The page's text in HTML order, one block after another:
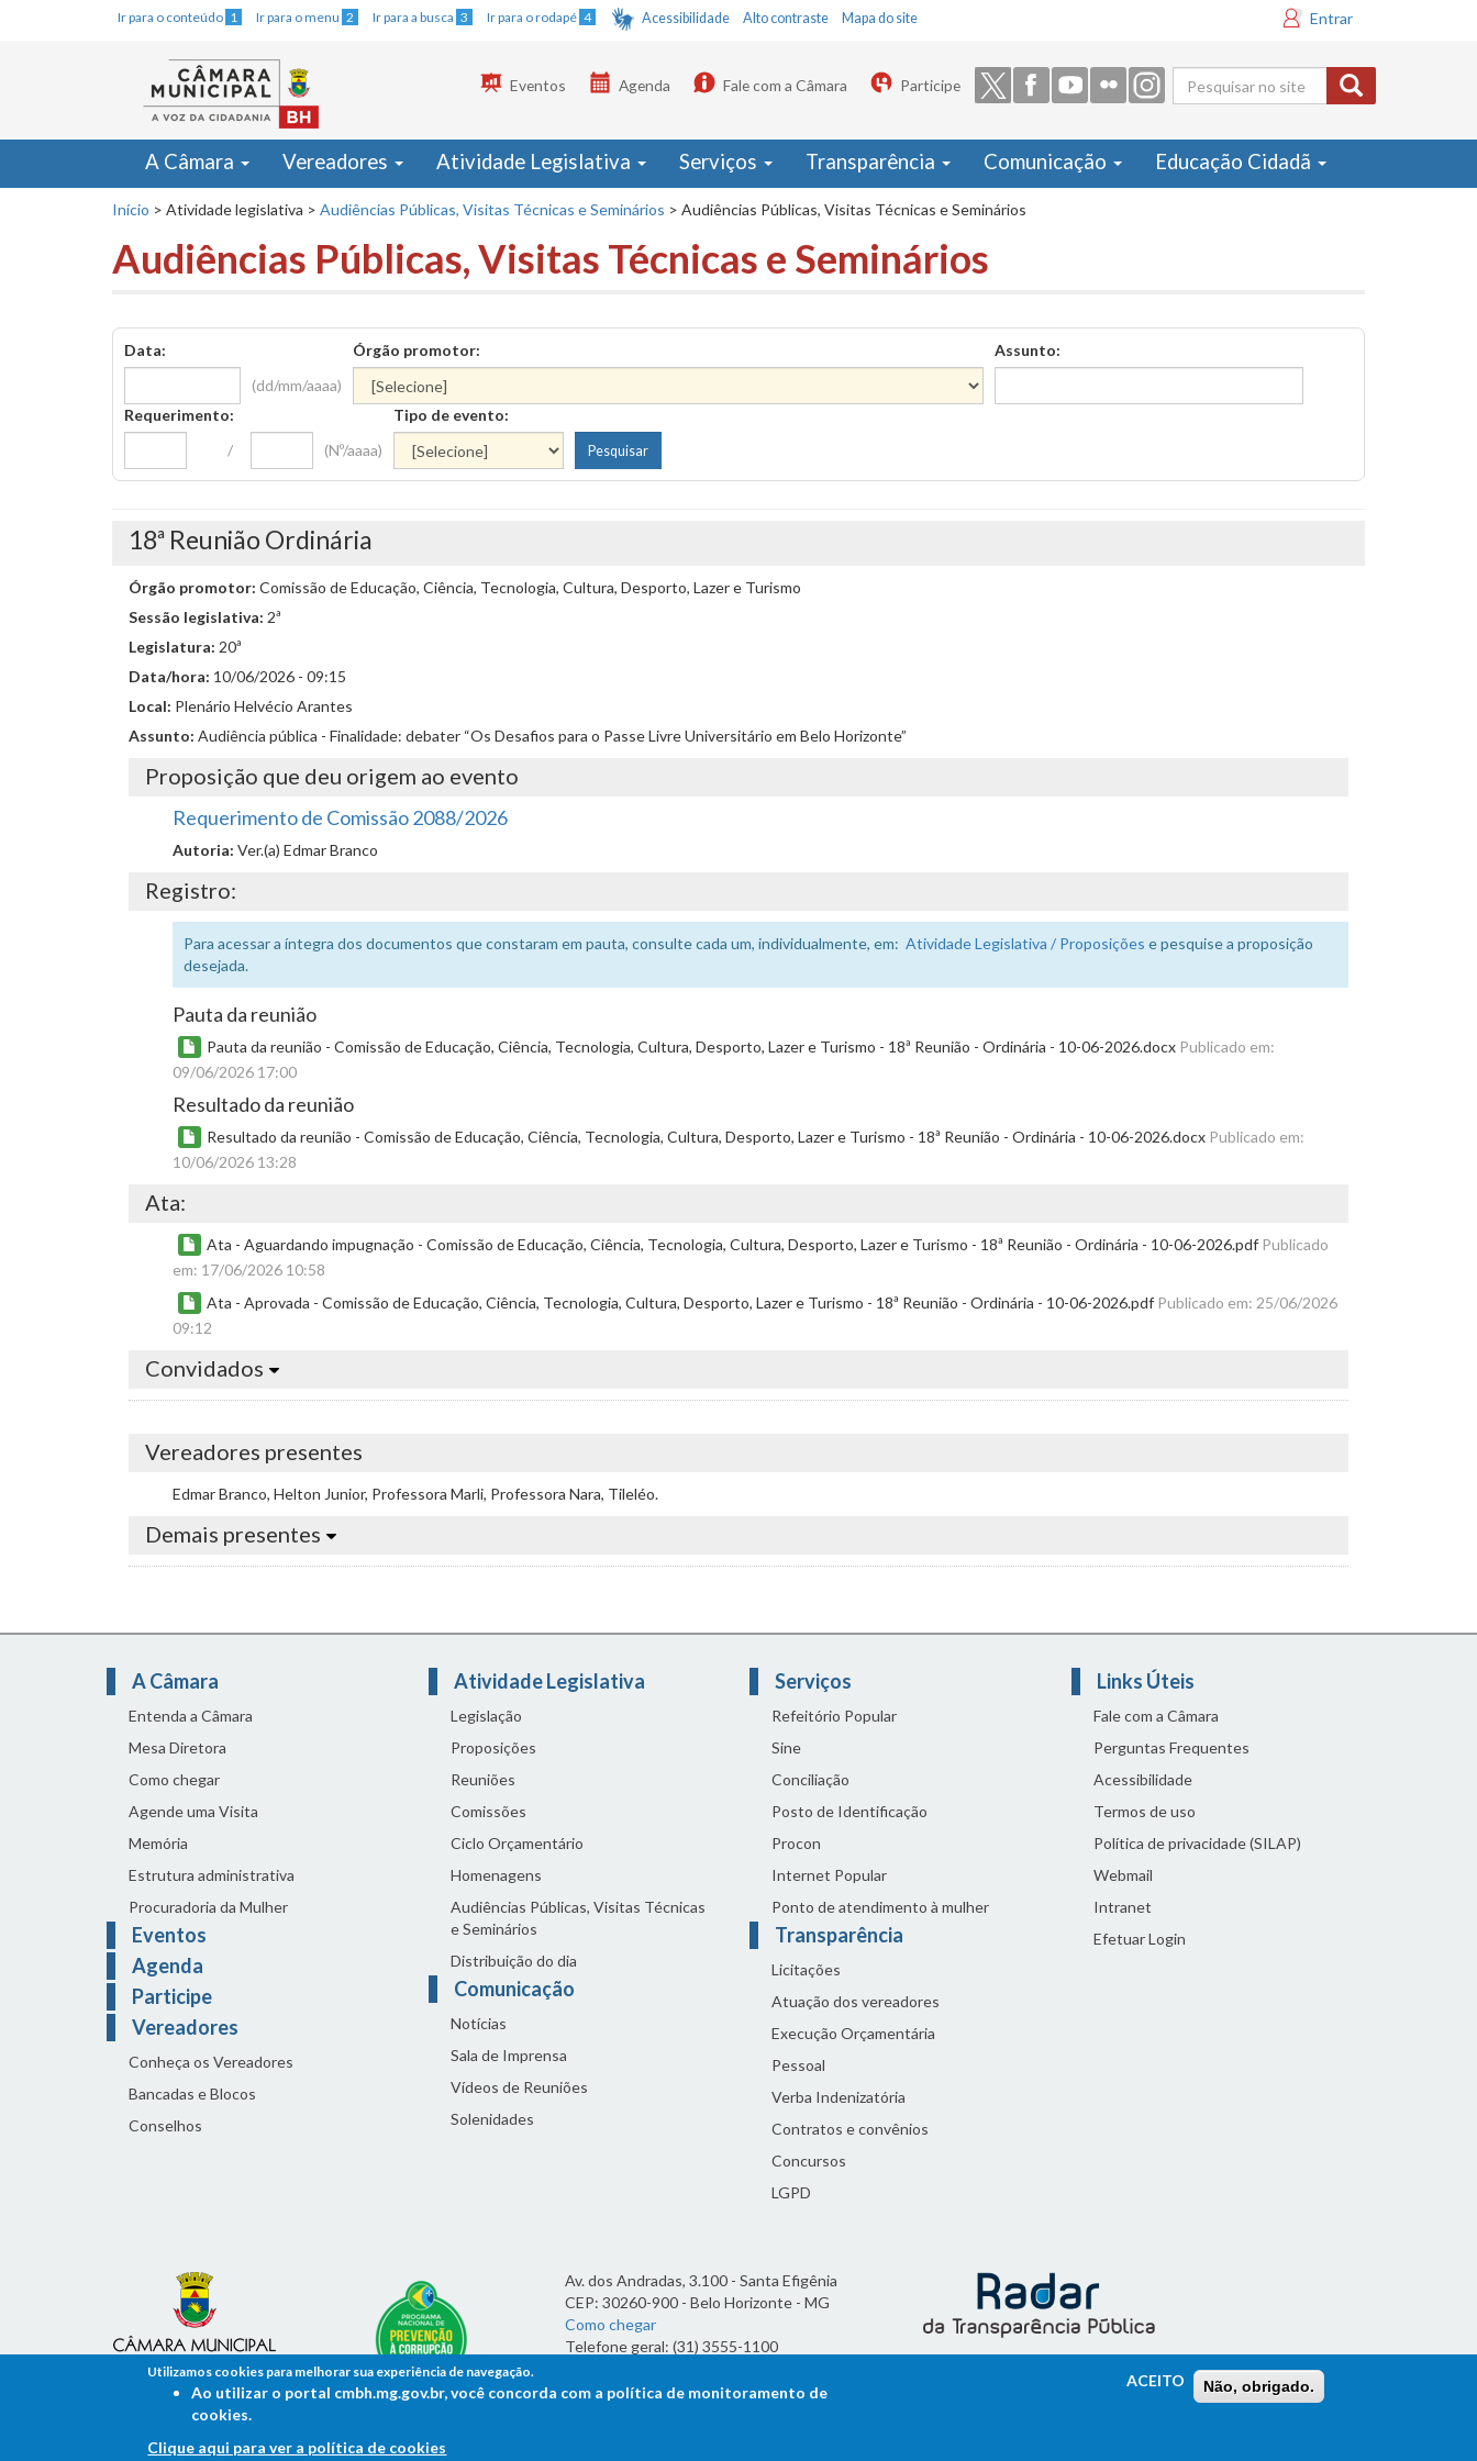
Ir para o conteúdo 1 Ir para o menu 2 Ir para a busca 3 Ir para o rodapé 4 Acessibilidade Alto contraste Mapa do site Entrar
Formulário
de busca
Eventos Agenda Fale com a Câmara Participe
A Câmara Vereadores Atividade Legislativa Serviços Transparência Comunicação Educação Cidadã
Início > Atividade legislativa > Audiências Públicas, Visitas Técnicas e Seminários > Audiências Públicas, Visitas Técnicas e Seminários
Audiências Públicas, Visitas Técnicas e Seminários
Data:
(dd/mm/aaaa)
Órgão promotor: Assunto:
Requerimento:
/
(Nº/aaaa)
Tipo de evento:
18ª Reunião Ordinária
Órgão promotor: Comissão de Educação, Ciência, Tecnologia, Cultura, Desporto, Lazer e Turismo
Sessão legislativa: 2ª
Legislatura: 20ª
Data/hora: 10/06/2026 - 09:15
Local: Plenário Helvécio Arantes
Assunto: Audiência pública - Finalidade: debater “Os Desafios para o Passe Livre Universitário em Belo Horizonte”
Proposição que deu origem ao evento
Requerimento de Comissão 2088/2026
Autoria: Ver.(a) Edmar Branco
Registro:
Para acessar a íntegra dos documentos que constaram em pauta, consulte cada um, individualmente, em: Atividade Legislativa / Proposições e pesquise a proposição
desejada.
Pauta da reunião
Pauta da reunião - Comissão de Educação, Ciência, Tecnologia, Cultura, Desporto, Lazer e Turismo - 18ª Reunião - Ordinária - 10-06-2026.docx Publicado em:
09/06/2026 17:00
Resultado da reunião
Resultado da reunião - Comissão de Educação, Ciência, Tecnologia, Cultura, Desporto, Lazer e Turismo - 18ª Reunião - Ordinária - 10-06-2026.docx Publicado em:
10/06/2026 13:28
Ata:
Ata - Aguardando impugnação - Comissão de Educação, Ciência, Tecnologia, Cultura, Desporto, Lazer e Turismo - 18ª Reunião - Ordinária - 10-06-2026.pdf Publicado
em: 17/06/2026 10:58
Ata - Aprovada - Comissão de Educação, Ciência, Tecnologia, Cultura, Desporto, Lazer e Turismo - 18ª Reunião - Ordinária - 10-06-2026.pdf Publicado em: 25/06/2026
09:12
Convidados
Vereadores presentes
Edmar Branco, Helton Junior, Professora Marli, Professora Nara, Tileléo.
Demais presentes
A Câmara
Entenda a Câmara
Mesa Diretora
Como chegar
Agende uma Visita
Memória
Estrutura administrativa
Procuradoria da Mulher
Eventos
Agenda
Participe
Vereadores
Conheça os Vereadores
Bancadas e Blocos
Conselhos
Atividade Legislativa
Legislação
Proposições
Reuniões
Comissões
Ciclo Orçamentário
Homenagens
Audiências Públicas, Visitas Técnicas
e Seminários
Distribuição do dia
Comunicação
Notícias
Sala de Imprensa
Vídeos de Reuniões
Solenidades
Serviços
Refeitório Popular
Sine
Conciliação
Posto de Identificação
Procon
Internet Popular
Ponto de atendimento à mulher
Transparência
Licitações
Atuação dos vereadores
Execução Orçamentária
Pessoal
Verba Indenizatória
Contratos e convênios
Concursos
LGPD
Links Úteis
Fale com a Câmara
Perguntas Frequentes
Acessibilidade
Termos de uso
Política de privacidade (SILAP)
Webmail
Intranet
Efetuar Login
Av. dos Andradas, 3.100 - Santa Efigênia
CEP: 30260-900 - Belo Horizonte - MG
Como chegar
Telefone geral: (31) 3555-1100
7h às 19h
Utilizamos cookies para melhorar sua experiência de navegação.
Ao utilizar o portal cmbh.mg.gov.br, você concorda com a política de monitoramento de
cookies.
Clique aqui para ver a política de cookies
ACEITO Não, obrigado.